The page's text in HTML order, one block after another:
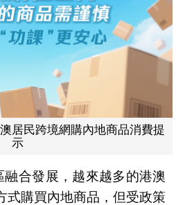
居民跨境網購內地商品消費提
示
融合發展，越來越多的港澳
式購買內地商品，但受政策